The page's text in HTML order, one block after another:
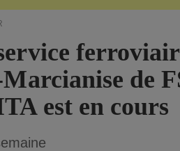
de
est en cours